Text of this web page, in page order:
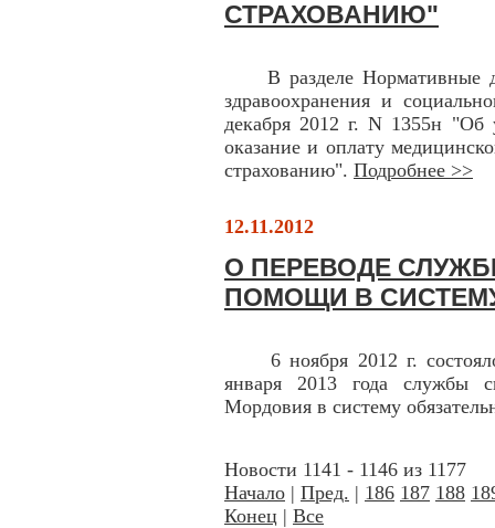
СТРАХОВАНИЮ"
В разделе Нормативные
здравоохранения и
декабря 2012 г. N 1355н "Об
оказание и оплату
страхованию". Подробнее >>
12.11.2012
О ПЕРЕВОДЕ
ПОМОЩИ В
6 ноября 2012 г.
января 2013 года службы
Мордовия в систему
Новости 1141 - 1146 из 1177
Начало | Пред. | 186 187 188
Конец | Все